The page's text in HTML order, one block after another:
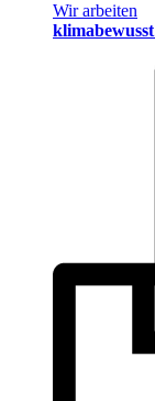
Wir arbeiten
klimabewusst